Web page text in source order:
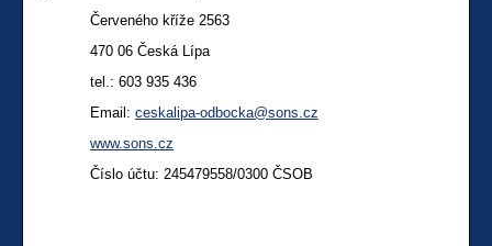
Červeného kříže 2563
470 06 Česká Lípa
tel.: 603 935 436
Email: ceskalipa-odbocka@sons.cz
www.sons.cz
Číslo účtu: 245479558/0300 ČSOB